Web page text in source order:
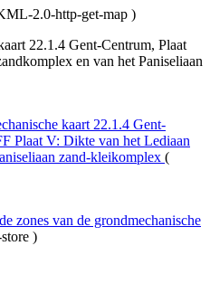
2.0-http-get-map )
22.1.4 Gent-Centrum, Plaat
en van het Paniseliaan
kaart 22.1.4 Gent-
Plaat V: Dikte van het Lediaan
zand-kleikomplex (
zones van de grondmechanische
)